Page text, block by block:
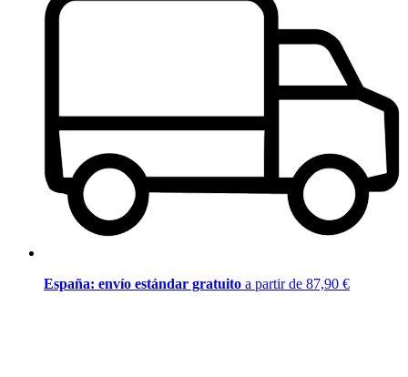
España: envío estándar gratuito a partir de 87,90 €